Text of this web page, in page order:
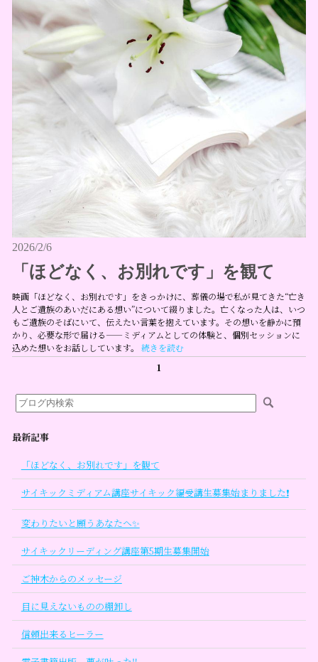
2026/2/6
「ほどなく、お別れです」を観て
映画「ほどなく、お別れです」をきっかけに、葬儀の場で私が見てきた“亡き
人とご遺族のあいだにある想い”について綴りました。亡くなった人は、いつ
もご遺族のそばにいて、伝えたい言葉を抱えています。その想いを静かに預
かり、必要な形で届ける——ミディアムとしての体験と、個別セッションに
込めた想いをお話ししています。 続きを読む
1
最新記事
「ほどなく、お別れです」を観て
サイキックミディアム講座サイキック編受講生募集始まりました❗
変わりたいと願うあなたへ✨
サイキックリーディング講座第5期生募集開始
ご神木からのメッセージ
目に見えないものの棚卸し
信頼出来るヒーラー